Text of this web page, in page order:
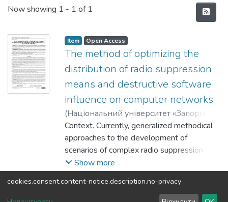
Recent Submissions
Now showing 1 - 1 of 1
Item Open Access
The method of optimizing the
distribution of radio suppression
means and destructive software
influence on computer networks
(Національний університет «Запорізька
політехніка»,2023)Sholokhov, S. M.;
Pavlenko, P. M.;Nikolaienko, B. A.;
Samborsky, I. I.;Samborsky, E. I.
Context. Currently, generalized methodical
approaches to the development of
scenarios of complex radio suppression and
electromagnetic influence of typical special
telecommunication systems have been
developed. However, during the
development of possible cases for the
Show more
DSpace software copyright © 2002-2026LYRASIS
cookies.consent.content-notice.description.no-privacy